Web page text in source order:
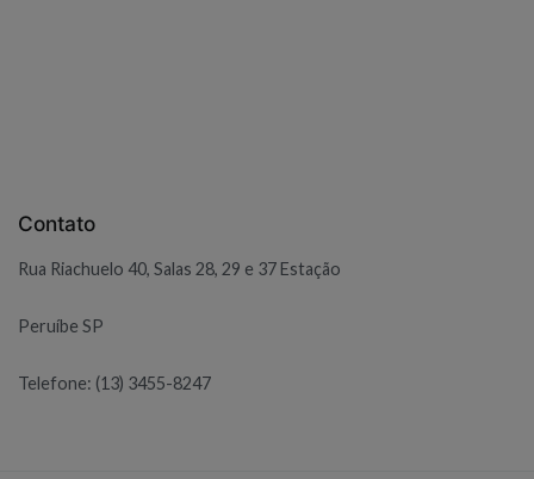
Contato
Rua Riachuelo 40, Salas 28, 29 e 37 Estação
Peruíbe SP
Telefone: (13) 3455-8247